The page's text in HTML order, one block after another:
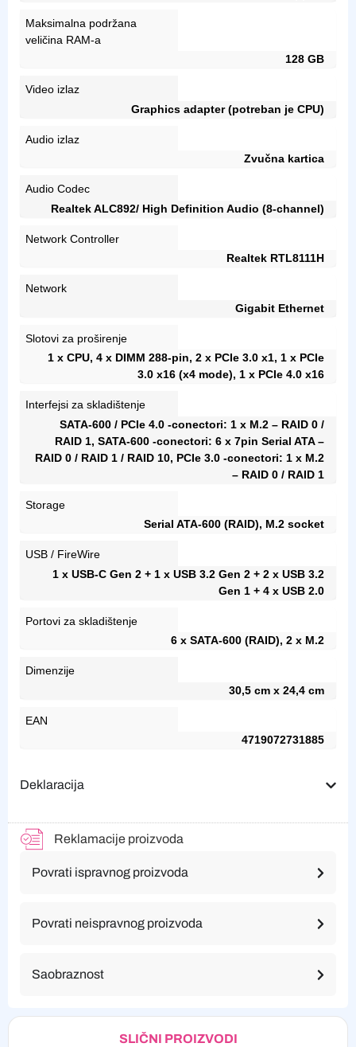
Maksimalna podržana
veličina RAM-a
128 GB
Video izlaz
Graphics adapter (potreban je CPU)
Audio izlaz
Zvučna kartica
Audio Codec
Realtek ALC892/ High Definition Audio (8-channel)
Network Controller
Realtek RTL8111H
Network
Gigabit Ethernet
Slotovi za proširenje
1 x CPU, 4 x DIMM 288-pin, 2 x PCIe 3.0 x1, 1 x PCIe
3.0 x16 (x4 mode), 1 x PCIe 4.0 x16
Interfejsi za skladištenje
SATA-600 / PCIe 4.0 -conectori: 1 x M.2 – RAID 0 /
RAID 1, SATA-600 -conectori: 6 x 7pin Serial ATA –
RAID 0 / RAID 1 / RAID 10, PCIe 3.0 -conectori: 1 x M.2
– RAID 0 / RAID 1
Storage
Serial ATA-600 (RAID), M.2 socket
USB / FireWire
1 x USB-C Gen 2 + 1 x USB 3.2 Gen 2 + 2 x USB 3.2
Gen 1 + 4 x USB 2.0
Portovi za skladištenje
6 x SATA-600 (RAID), 2 x M.2
Dimenzije
30,5 cm x 24,4 cm
EAN
4719072731885
Deklaracija
Reklamacije proizvoda
Povrati ispravnog proizvoda
Povrati neispravnog proizvoda
Saobraznost
SLIČNI PROIZVODI